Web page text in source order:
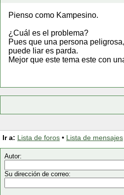
Pienso como Kampesino.
¿Cuál es el problema?
Pues que una persona
puede liar es parda.
Mejor que este tema este con
Ir a: Lista de foros • Lista de mensajes
Autor:
Su dirección de correo: